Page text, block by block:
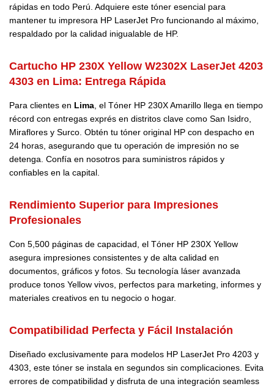
rápidas en todo Perú. Adquiere este tóner esencial para
mantener tu impresora HP LaserJet Pro funcionando al máximo,
respaldado por la calidad inigualable de HP.
Cartucho HP 230X Yellow W2302X LaserJet 4203
4303 en Lima: Entrega Rápida
Para clientes en Lima , el Tóner HP 230X Amarillo llega en tiempo
récord con entregas exprés en distritos clave como San Isidro,
Miraflores y Surco. Obtén tu tóner original HP con despacho en
24 horas, asegurando que tu operación de impresión no se
detenga. Confía en nosotros para suministros rápidos y
confiables en la capital.
Rendimiento Superior para Impresiones
Profesionales
Con 5,500 páginas de capacidad, el Tóner HP 230X Yellow
asegura impresiones consistentes y de alta calidad en
documentos, gráficos y fotos. Su tecnología láser avanzada
produce tonos Yellow vivos, perfectos para marketing, informes y
materiales creativos en tu negocio o hogar.
Compatibilidad Perfecta y Fácil Instalación
Diseñado exclusivamente para modelos HP LaserJet Pro 4203 y
4303, este tóner se instala en segundos sin complicaciones. Evita
errores de compatibilidad y disfruta de una integración seamless